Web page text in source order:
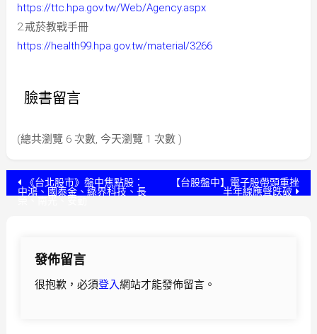
https://ttc.hpa.gov.tw/Web/Agency.aspx
2.戒菸教戰手冊
https://health99.hpa.gov.tw/material/3266
臉書留言
(總共瀏覽 6 次數, 今天瀏覽 1 次數 )
文 《台北股市》盤中焦點股：
中鴻、國泰金、綠界科技、長
【台股盤中】電子股帶頭重挫
半年線應聲跌破
發佈留言
很抱歉，必須登入網站才能發佈留言。